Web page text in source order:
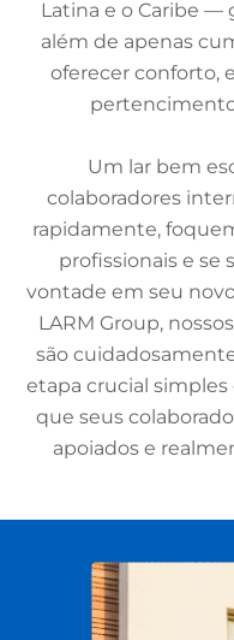
Latina e o Caribe —
além de apenas
oferecer conforto,
Um lar bem
colaboradores
rapidamente,
profissionais e se
vontade em seu
LARM Group,
são
etapa crucial
que seus
apoiados e